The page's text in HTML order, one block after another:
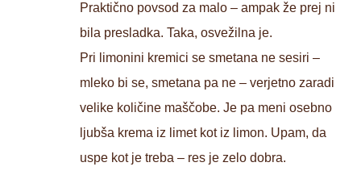
Praktično povsod za malo – ampak že prej ni
bila presladka. Taka, osvežilna je.
Pri limonini kremici se smetana ne sesiri –
mleko bi se, smetana pa ne – verjetno zaradi
velike količine maščobe. Je pa meni osebno
ljubša krema iz limet kot iz limon. Upam, da
uspe kot je treba – res je zelo dobra.